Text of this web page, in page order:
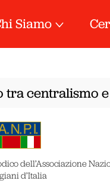
Siamo
centralismo e
dell’Associazione
d’Italia